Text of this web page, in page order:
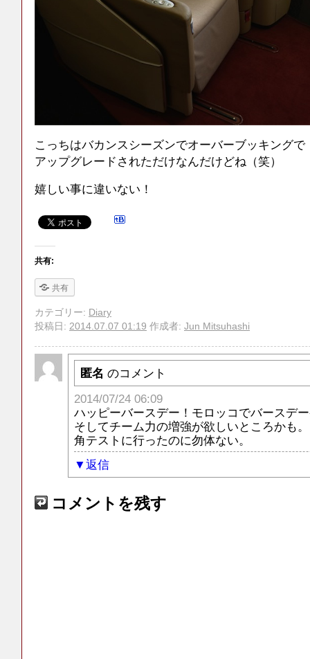
こっちはバカンスシーズンでオーバーブッキングで
アップグレードされただけなんだけどね（笑）
嬉しい事に違いない！
共有:
共有
カテゴリー: Diary
投稿日: 2014.07.07 01:19 作成者: Jun Mitsuhashi
匿名 のコメント
2014/07/24 06:09
ハッピーバースデー！モロッコでバースデ
そしてチーム力の増強が欲しいところかも
角テストに行ったのに勿体ない。
返信
コメントを残す